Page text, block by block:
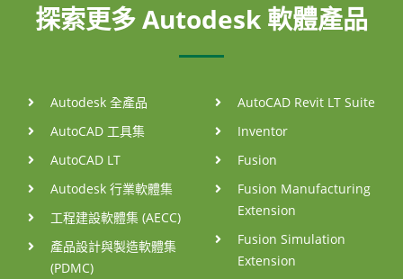
探索更多 Autodesk 軟體產品
Autodesk 全產品
AutoCAD 工具集
AutoCAD LT
Autodesk 行業軟體集
工程建設軟體集 (AECC)
產品設計與製造軟體集
(PDMC)
AutoCAD Revit LT Suite
Inventor
Fusion
Fusion Manufacturing
Extension
Fusion Simulation
Extension